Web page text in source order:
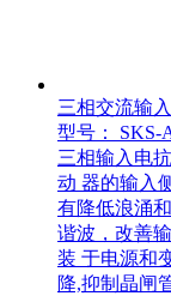
三相交流输
型号： SKS-
三相输入电
动 器的输入
有降低浪涌
谐波，改善
装 于电源和
降,抑制晶闸